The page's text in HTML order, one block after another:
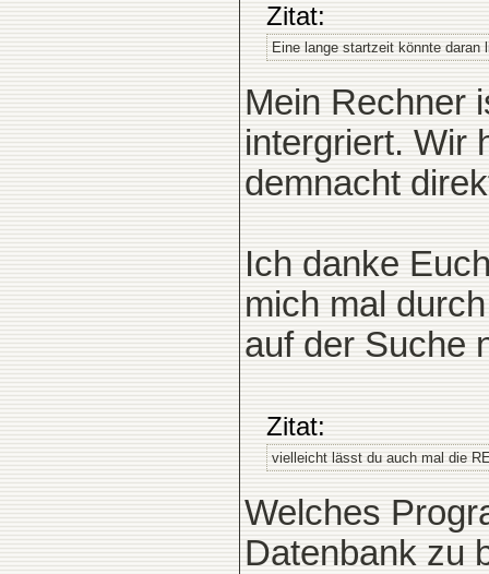
Zitat:
Eine lange startzeit könnte daran
Mein Rechner
intergriert. Wir
demnacht
Ich danke
mich mal
auf der Suche
Zitat:
vielleicht lässt du auch mal die
Welches
Datenbank zu